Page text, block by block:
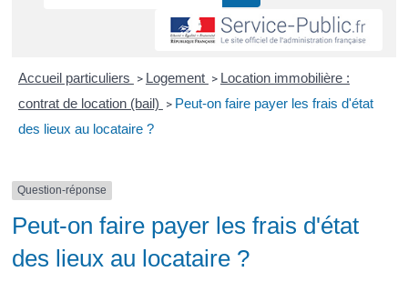
Accueil particuliers > Logement > Location immobilière :
contrat de location (bail) > Peut-on faire payer les frais d'état
des lieux au locataire ?
Question-réponse
Peut-on faire payer les frais d'état
des lieux au locataire ?